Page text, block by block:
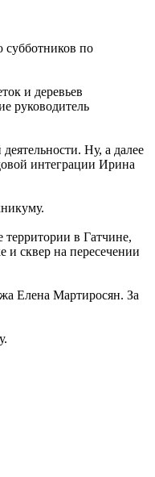
субботников по
и деревьев
руководитель
Ну, а далее
интеграции Ирина
в Гатчине,
сквер на пересечении
Елена Мартиросян. За